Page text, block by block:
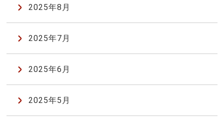
2025年8月
2025年7月
2025年6月
2025年5月